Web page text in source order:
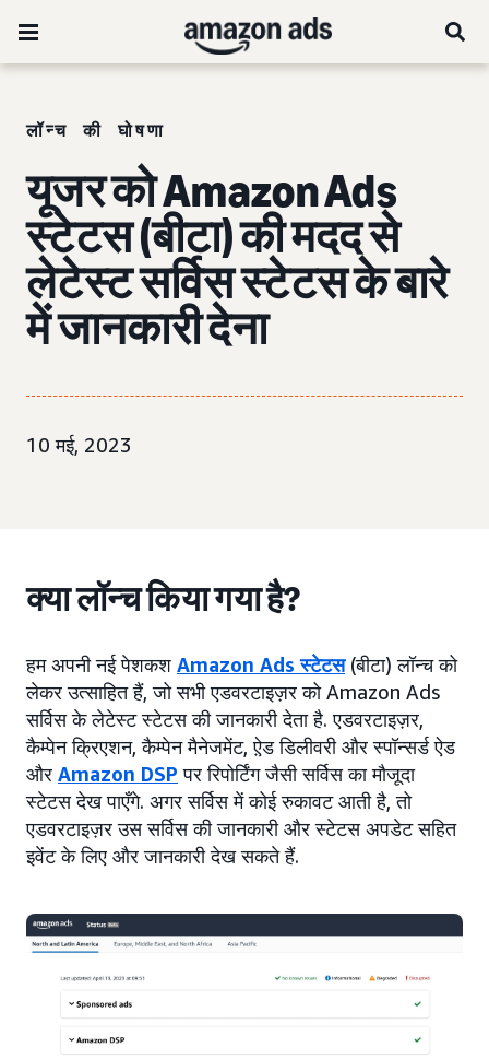
लॉन्च की घोषणा
यूजर को Amazon Ads
स्टेटस (बीटा) की मदद से
लेटेस्ट सर्विस स्टेटस के बारे
में जानकारी देना
10 मई, 2023
क्या लॉन्च किया गया है?
हम अपनी नई पेशकश Amazon Ads स्टेटस(बीटा) लॉन्च को
लेकर उत्साहित हैं, जो सभी एडवरटाइज़र को Amazon Ads
सर्विस के लेटेस्ट स्टेटस की जानकारी देता है. एडवरटाइज़र,
कैम्पेन क्रिएशन, कैम्पेन मैनेजमेंट, ऐ़ड डिलीवरी और स्पॉन्सर्ड ऐड
और Amazon DSP पर रिपोर्टिंग जैसी सर्विस का मौजूदा
स्टेटस देख पाएँगे. अगर सर्विस में कोई रुकावट आती है, तो
एडवरटाइज़र उस सर्विस की जानकारी और स्टेटस अपडेट सहित
इवेंट के लिए और जानकारी देख सकते हैं.